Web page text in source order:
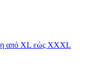
από XL εώς XXXL